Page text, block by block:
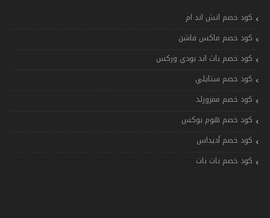
كود خصم اتش اند ام
كود خصم ماكس فاشن
كود خصم باث اند بودي وركس
كود خصم ستايلي
كود خصم ممزورلد
كود خصم هوم بوكس
كود خصم أديداس
كود خصم بات بات